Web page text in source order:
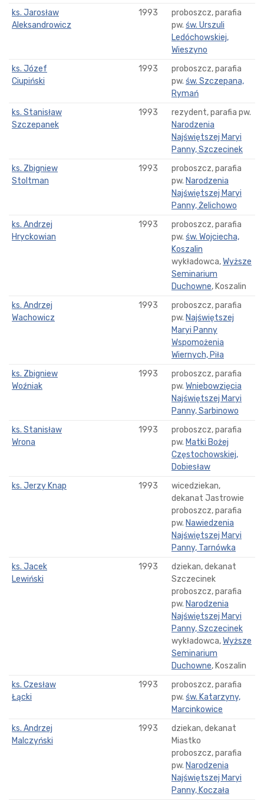
ks. Jarosław
Aleksandrowicz
1993
proboszcz, parafia
pw. św. Urszuli
Ledóchowskiej,
Wieszyno
ks. Józef
Ciupiński
1993
proboszcz, parafia
pw. św. Szczepana,
Rymań
ks. Stanisław
Szczepanek
1993
rezydent, parafia pw.
Narodzenia
Najświętszej Maryi
Panny, Szczecinek
ks. Zbigniew
Stoltman
1993
proboszcz, parafia
pw. Narodzenia
Najświętszej Maryi
Panny, Żelichowo
ks. Andrzej
Hryckowian
1993
proboszcz, parafia
pw. św. Wojciecha,
Koszalin
wykładowca,Wyższe
Seminarium
Duchowne, Koszalin
ks. Andrzej
Wachowicz
1993
proboszcz, parafia
pw. Najświętszej
Maryi Panny
Wspomożenia
Wiernych, Piła
ks. Zbigniew
Woźniak
1993
proboszcz, parafia
pw. Wniebowzięcia
Najświętszej Maryi
Panny, Sarbinowo
ks. Stanisław
Wrona
1993
proboszcz, parafia
pw. Matki Bożej
Częstochowskiej,
Dobiesław
ks. Jerzy Knap
1993
wicedziekan,
dekanat Jastrowie
proboszcz, parafia
pw. Nawiedzenia
Najświętszej Maryi
Panny, Tarnówka
ks. Jacek
Lewiński
1993
dziekan, dekanat
Szczecinek
proboszcz, parafia
pw. Narodzenia
Najświętszej Maryi
Panny, Szczecinek
wykładowca,Wyższe
Seminarium
Duchowne, Koszalin
ks. Czesław
Łącki
1993
proboszcz, parafia
pw. św. Katarzyny,
Marcinkowice
ks. Andrzej
Malczyński
1993
dziekan, dekanat
Miastko
proboszcz, parafia
pw. Narodzenia
Najświętszej Maryi
Panny, Koczała